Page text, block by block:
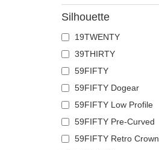
Coccodrillo
Colomba
Corvo
Coyote
Delfino
Dobermann
Drago
Farfalla
Fenice
Silhouette
19TWENTY
39THIRTY
59FIFTY
59FIFTY Dogear
59FIFTY Low Profile
59FIFTY Pre-Curved
59FIFTY Retro Crown